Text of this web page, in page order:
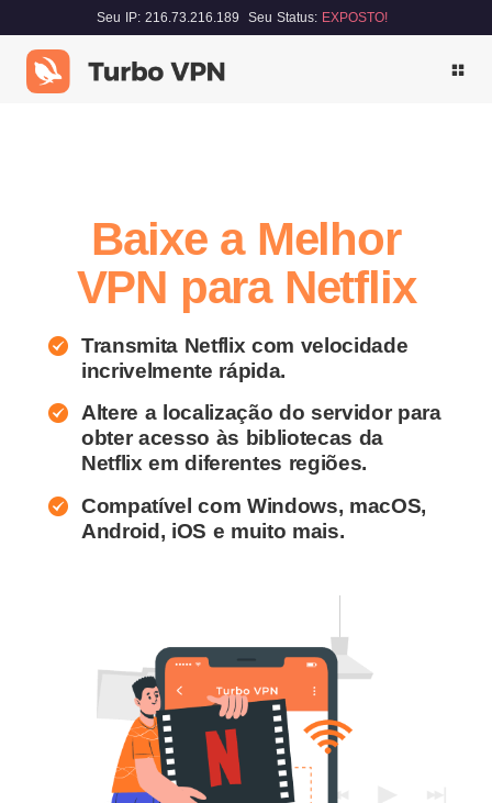
Seu IP: 216.73.216.189 Seu Status: EXPOSTO!
Baixe a Melhor
VPN para Netflix
Transmita Netflix com velocidade
incrivelmente rápida.
Altere a localização do servidor para
obter acesso às bibliotecas da
Netflix em diferentes regiões.
Compatível com Windows, macOS,
Android, iOS e muito mais.